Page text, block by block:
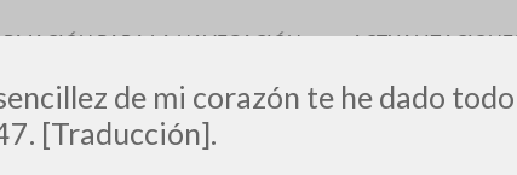
de mi corazón te he dado todo
[Traducción].
PARA LA NAVEGACIÓN